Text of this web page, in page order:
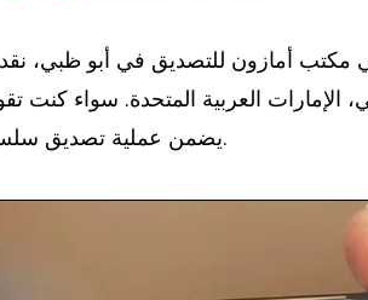
مكتب أمازون للتصديق في أبو ظبي،
الإمارات العربية المتحدة. سواء كنت
يضمن عملية تصديق سلسة وخالية من المتاعب، بحيث يتم قبول مستنداتك في الخارج.